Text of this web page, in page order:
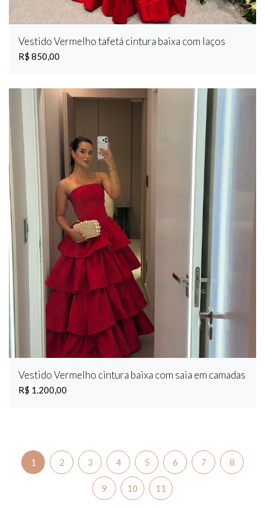
Vestido Vermelho tafetá cintura baixa com laços
R$ 850,00
Vestido Vermelho cintura baixa com saia em camadas
R$ 1.200,00
1 2 3 4 5 6 7 8
9 10 11